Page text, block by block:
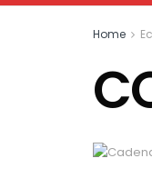
Home